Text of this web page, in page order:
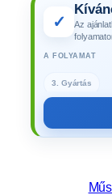
✓
Az
A FOLYAMAT
3. Gyártás